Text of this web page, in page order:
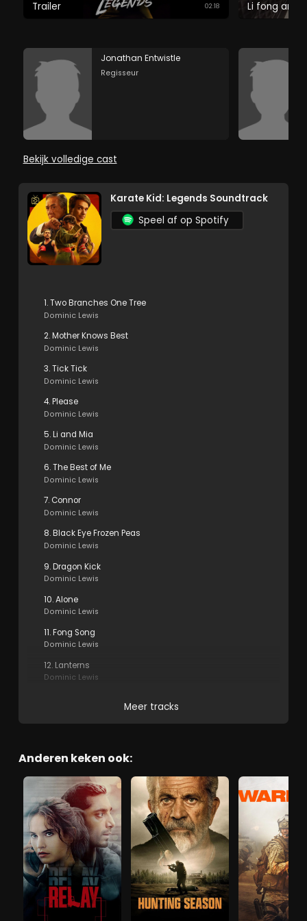
Trailer 02:18 Li fong and
Jonathan Entwistle
Regisseur
Bekijk volledige cast
Karate Kid: Legends Soundtrack
Speel af op Spotify
1. Two Branches One Tree
Dominic Lewis
2. Mother Knows Best
Dominic Lewis
3. Tick Tick
Dominic Lewis
4. Please
Dominic Lewis
5. Li and Mia
Dominic Lewis
6. The Best of Me
Dominic Lewis
7. Connor
Dominic Lewis
8. Black Eye Frozen Peas
Dominic Lewis
9. Dragon Kick
Dominic Lewis
10. Alone
Dominic Lewis
11. Fong Song
Dominic Lewis
12. Lanterns
Dominic Lewis
Meer tracks
Anderen keken ook: